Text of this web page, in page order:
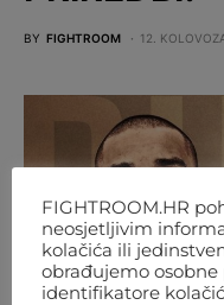
BY FIGHTROOM 12.
FIGHTROOM.HR
neosjetljivim
kolačića ili
obrađujemo
identifikatore